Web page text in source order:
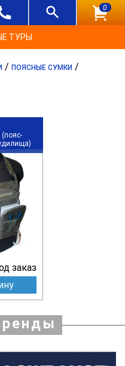
0
ТУРЫ
/ ПОЯСНЫЕ СУМКИ /
(пояс-
заказ